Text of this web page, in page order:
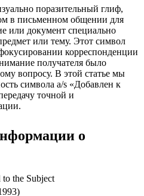
поразительный глиф,
в письменном общении для
или документ специально
или тему. Этот символ
корреспонденции
получателя было
вопросу. В этой статье мы
символа a/s «Добавлен к
точной и
о
to the Subject